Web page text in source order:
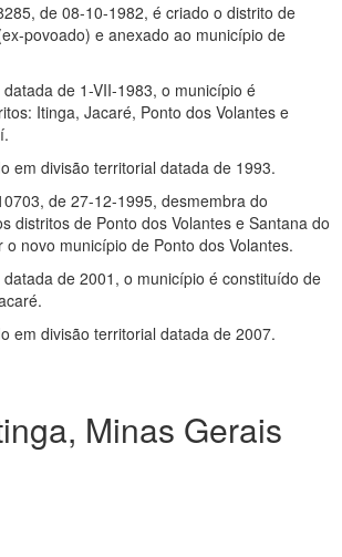
de 08-10-1982, é criado o distrito de
povoado) e anexado ao município de
de 1-VII-1983, o município é
Itinga, Jacaré, Ponto dos Volantes e
em divisão territorial datada de 1993.
de 27-12-1995, desmembra do
distritos de Ponto dos Volantes e Santana do
novo município de Ponto dos Volantes.
de 2001, o município é constituído de
em divisão territorial datada de 2007.
Minas Gerais